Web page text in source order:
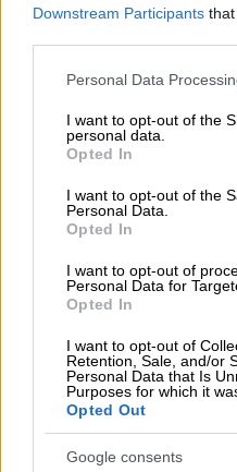
Downstream Participants
Please note that this
not limited to your visit or
grant or deny consent to
use your data for below
consent section.
Personal Data
I want to opt-out of the
personal data.
Opted In
I want to opt-out of the
Personal Data.
Opted In
I want to opt-out of
Personal Data for
Opted In
I want to opt-out of
Retention, Sale, and/or
Personal Data that Is
Purposes for which it
Opted Out
Google consents
10 εστιατόρια για
πιο ρομαντικά hot
ένα αξέχαστο
Από premium steak &